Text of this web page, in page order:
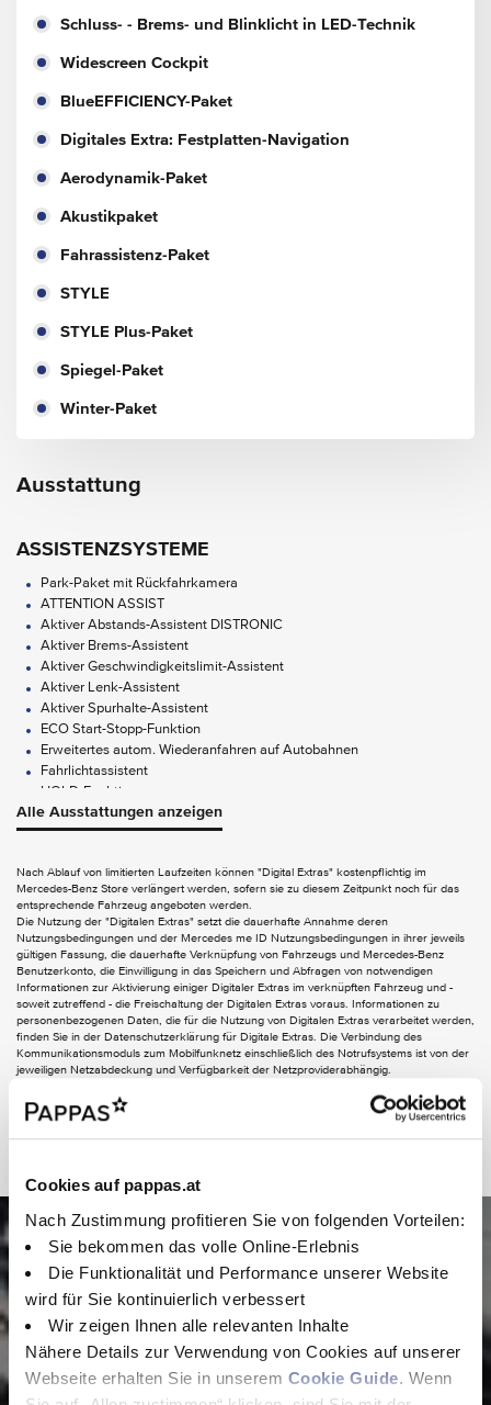
Cookies auf pappas.at
Nach Zustimmung profitieren Sie von folgenden Vorteilen:
Sie bekommen das volle Online-Erlebnis
Die Funktionalität und Performance unserer Website
wird für Sie kontinuierlich verbessert
Wir zeigen Ihnen alle relevanten Inhalte
Nähere Details zur Verwendung von Cookies auf unserer
Webseite erhalten Sie in unserem Cookie Guide. Wenn
Schluss- - Brems- und Blinklicht in LED-Technik
Widescreen Cockpit
BlueEFFICIENCY-Paket
Digitales Extra: Festplatten-Navigation
Aerodynamik-Paket
Akustikpaket
Fahrassistenz-Paket
STYLE
STYLE Plus-Paket
Spiegel-Paket
Winter-Paket
Ausstattung
ASSISTENZSYSTEME
Park-Paket mit Rückfahrkamera
ATTENTION ASSIST
Aktiver Abstands-Assistent DISTRONIC
Aktiver Brems-Assistent
Aktiver Geschwindigkeitslimit-Assistent
Aktiver Lenk-Assistent
Aktiver Spurhalte-Assistent
ECO Start-Stopp-Funktion
Erweitertes autom. Wiederanfahren auf Autobahnen
Fahrlichtassistent
HOLD-Funktion
Mercedes-Benz Notrufsystem
Pannenmanagement
Totwinkel-Assistent
Verkehrszeichen-Assistent
FUNCTIONS ON DEMAND
Digitales Extra: Live Traffic Information
Digitales Extra: Remote Services Plus
AUDIO & KOMMUNIKATION
2-Wege-Lautsprecher vorn und hinten
Digitales Radio (DAB)
Kommunikationsmodul (LTE) für digitale Dienste
MBUX Multimediasystem
Aktiver Feststeller Schiebetür
Bremssättel mit Mercedes-Benz Schriftzug
Colorverglasung im Fond - Schwarzglas
Dachverkleidung
Fenster fest hinten
Fenster v. rechts - fest in Seitenwand/Schiebetür
Schiebetür links
Alle Ausstattungen anzeigen
Nach Ablauf von limitierten Laufzeiten können "Digital Extras" kostenpflichtig im
Mercedes-Benz Store verlängert werden, sofern sie zu diesem Zeitpunkt noch für das
entsprechende Fahrzeug angeboten werden.
Die Nutzung der "Digitalen Extras" setzt die dauerhafte Annahme deren
Nutzungsbedingungen und der Mercedes me ID Nutzungsbedingungen in ihrer jeweils
gültigen Fassung, die dauerhafte Verknüpfung von Fahrzeugs und Mercedes-Benz
Benutzerkonto, die Einwilligung in das Speichern und Abfragen von notwendigen
Informationen zur Aktivierung einiger Digitaler Extras im verknüpften Fahrzeug und -
soweit zutreffend - die Freischaltung der Digitalen Extras voraus. Informationen zu
personenbezogenen Daten, die für die Nutzung von Digitalen Extras verarbeitet werden,
finden Sie in der Datenschutzerklärung für Digitale Extras. Die Verbindung des
Kommunikationsmoduls zum Mobilfunknetz einschließlich des Notrufsystems ist von der
jeweiligen Netzabdeckung und Verfügbarkeit der Netzproviderabhängig.
Pkw Leasing -
Beispielangebot
Hier finden Sie eine Beispiel Leasing Rechnung für das
gewählte Fahrzeug. Ihr Verkaufsberater erstellt Ihnen gerne ein
passendes Angebot.